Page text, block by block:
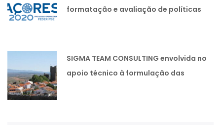
formatação e avaliação de políticas
SIGMA TEAM CONSULTING envolvida no
apoio técnico à formulação das